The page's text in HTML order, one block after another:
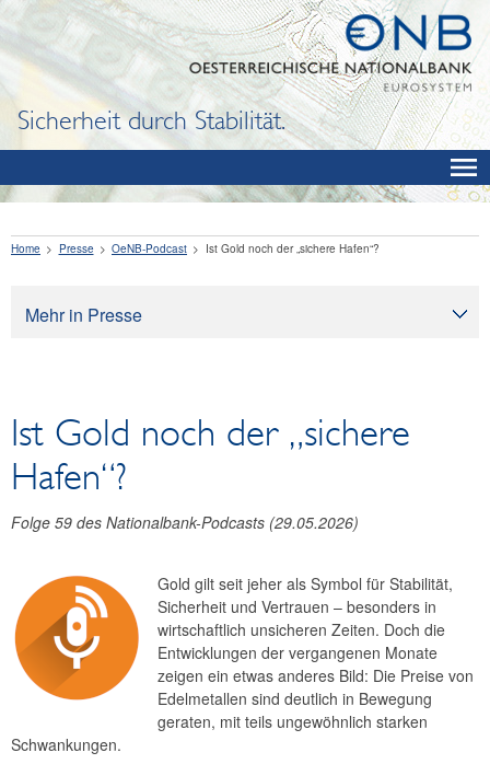
Sicherheit durch Stabilität.
Mehr in Presse
OeNB aktuell
OeNB-Podcast
Reden und Präsentationen
Infografiken
Fotos
Home Presse OeNB-Podcast Ist Gold noch der „sichere Hafen“?
Ist Gold noch der „sichere
Hafen“?
Folge 59 des Nationalbank-Podcasts (29.05.2026)
Gold gilt seit jeher als Symbol für Stabilität,
Sicherheit und Vertrauen – besonders in
wirtschaftlich unsicheren Zeiten. Doch die
Entwicklungen der vergangenen Monate
zeigen ein etwas anderes Bild: Die Preise von
Edelmetallen sind deutlich in Bewegung
geraten, mit teils ungewöhnlich starken
Schwankungen.